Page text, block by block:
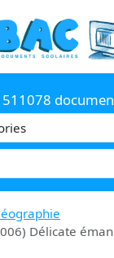
511078
Délicate